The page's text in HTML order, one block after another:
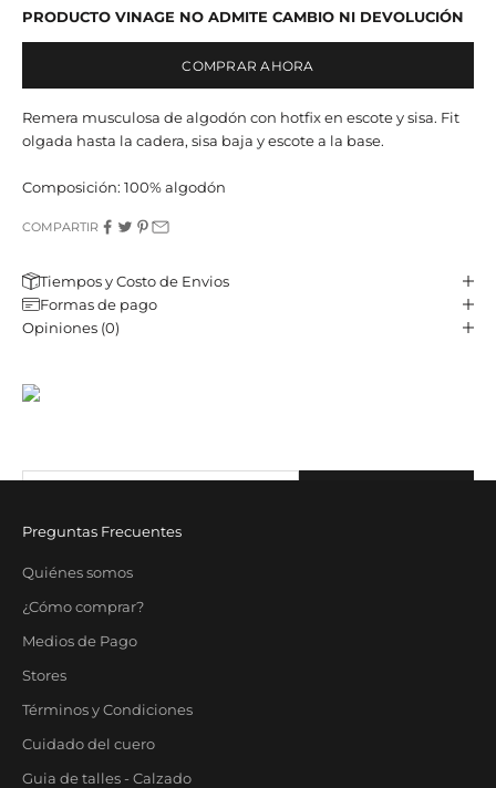
PRODUCTO VINAGE NO ADMITE CAMBIO NI DEVOLUCIÓN
COMPRAR AHORA
Remera musculosa de algodón con hotfix en escote y sisa. Fit
olgada hasta la cadera, sisa baja y escote a la base.
Composición: 100% algodón
COMPARTIR
Tiempos y Costo de Envios
Formas de pago
Opiniones (0)
Sé parte de nuestro email-club y recibí contenido y beneficios
Correo electrónico
Preguntas Frecuentes
Quiénes somos
¿Cómo comprar?
Medios de Pago
Stores
Términos y Condiciones
Cuidado del cuero
Guia de talles - Calzado